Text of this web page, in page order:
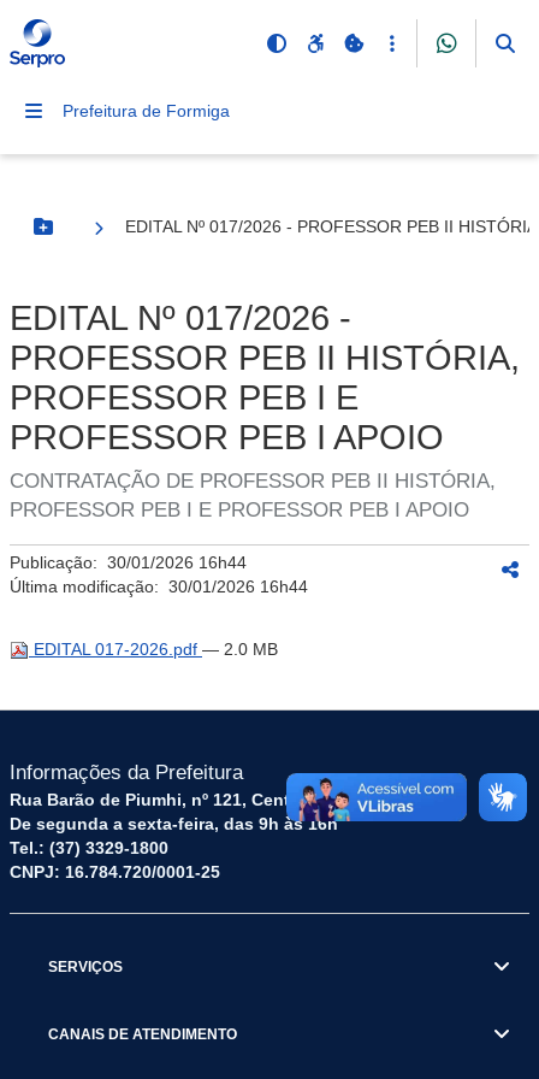
Prefeitura de Formiga
Botão Menu
EDITAL Nº 017/2026 - PROFESSOR PEB II
EDITAL Nº 017/2026 -
PROFESSOR PEB II HISTÓRIA,
PROFESSOR PEB I E
PROFESSOR PEB I APOIO
CONTRATAÇÃO DE PROFESSOR PEB II HISTÓRIA,
PROFESSOR PEB I E PROFESSOR PEB I APOIO
Publicação: 30/01/2026 16h44
Última modificação: 30/01/2026 16h44
EDITAL 017-2026.pdf — 2.0 MB
Informações da Prefeitura
Rua Barão de Piumhi, nº 121, Centro – CEP: 35570-128
De segunda a sexta-feira, das 9h às 16h
Tel.: (37) 3329-1800
CNPJ: 16.784.720/0001-25
SERVIÇOS
CANAIS DE ATENDIMENTO